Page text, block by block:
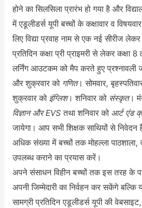
होने का सिलसिला प्रारंभ हो गया है और
में एडूलीडर्स यूपी बच्चों के कक्षावार व
लिए विद्या प्रवाह नाम से एक नई सीरीज
प्रतिदिन कक्षा प्री प्राइमरी से लेकर कक्षा
लर्निंग आउटकम को मैप करते हुए प्रश्नावली
और शुक्रवार को गणित। सोमवार,
शुक्रवार को इंग्लिश। शनिवार को संस्कृत।
विज्ञान और EVS तथा शनिवार को आर्ट एंड
जायेगा। आप सभी शिक्षक साथियों से निवेदन
अधिक संख्या में बच्चों तक मोहल्ला
उपलब्ध कराने का प्रयास करें।
अपने संसाधन विहीन बच्चों तक इस तरह के
अपनी जिम्मेदारी का निर्वहन कर सकेंगे बल्कि
सामग्री प्रतिदिन एडूलीडर्स यूपी की